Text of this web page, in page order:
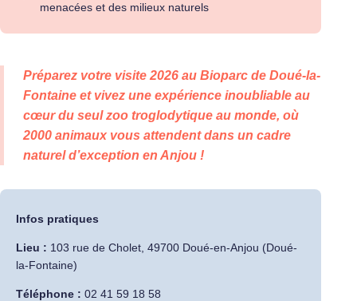
menacées et des milieux naturels
Préparez votre visite 2026 au Bioparc de Doué-la-
Fontaine et vivez une expérience inoubliable au
cœur du seul zoo troglodytique au monde, où
2000 animaux vous attendent dans un cadre
naturel d’exception en Anjou !
Infos pratiques
Lieu : 103 rue de Cholet, 49700 Doué-en-Anjou (Doué-
la-Fontaine)
Téléphone : 02 41 59 18 58